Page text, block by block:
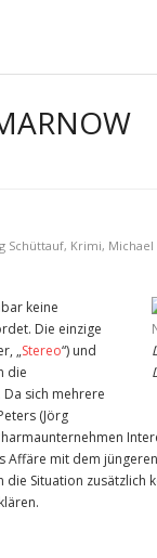
Schüttauf, Krimi,
keine
Die einzige
„Stereo“) und
die
sich mehrere
(Jörg
mit dem
Situation